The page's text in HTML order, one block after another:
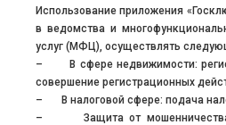
Использование приложения
в ведомства и
услуг (МФЦ), осуществлять
– В сфере недвижимости:
совершение регистрационных
– В налоговой сфере: подача
– Защита от мошенничества: